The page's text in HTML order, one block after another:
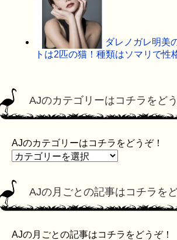
ダレノガレ明美
トは2匹の猫！種類はソマリで性
AJのカテゴリーはコチラをどう
AJのカテゴリーはコチラをどうぞ！
AJの月ごとの記事はコチラをど
AJの月ごとの記事はコチラをどうぞ！